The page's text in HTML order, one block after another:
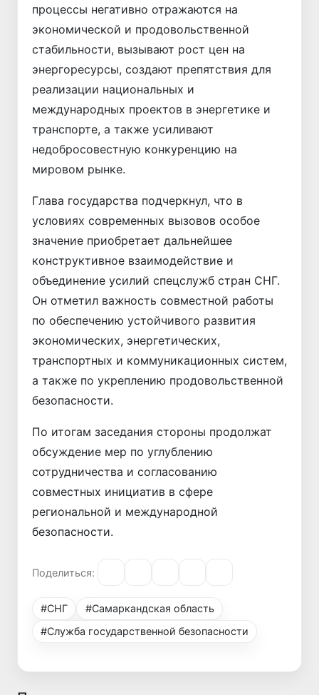
процессы негативно отражаются на
экономической и продовольственной
стабильности, вызывают рост цен на
энергоресурсы, создают препятствия для
реализации национальных и
международных проектов в энергетике и
транспорте, а также усиливают
недобросовестную конкуренцию на
мировом рынке.
Глава государства подчеркнул, что в
условиях современных вызовов особое
значение приобретает дальнейшее
конструктивное взаимодействие и
объединение усилий спецслужб стран СНГ.
Он отметил важность совместной работы
по обеспечению устойчивого развития
экономических, энергетических,
транспортных и коммуникационных систем,
а также по укреплению продовольственной
безопасности.
По итогам заседания стороны продолжат
обсуждение мер по углублению
сотрудничества и согласованию
совместных инициатив в сфере
региональной и международной
безопасности.
Поделиться:
#СНГ
#Самаркандская область
#Служба государственной безопасности